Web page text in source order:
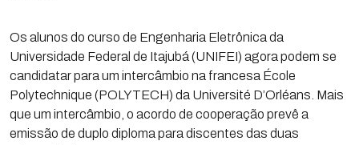
Os alunos do curso de Engenharia Eletrônica da
Universidade Federal de Itajubá (UNIFEI) agora podem se
candidatar para um intercâmbio na francesa École
Polytechnique (POLYTECH) da Université D’Orléans. Mais
que um intercâmbio, o acordo de cooperação prevê a
emissão de duplo diploma para discentes das duas